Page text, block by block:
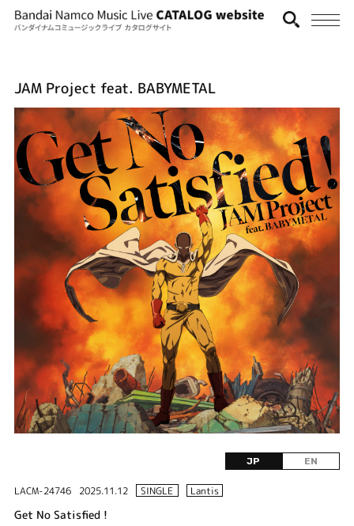
JAM Project feat. BABYMETAL
JP EN
LACM-24746 2025.11.12 SINGLE Lantis
Get No Satisfied !